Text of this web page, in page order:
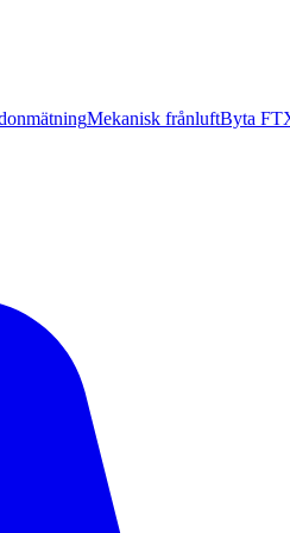
Mekanisk frånluftByta